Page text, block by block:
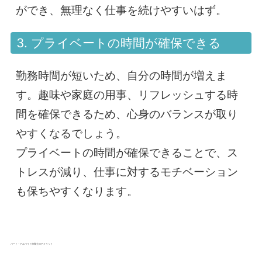
ができ、無理なく仕事を続けやすいはず。
3. プライベートの時間が確保できる
勤務時間が短いため、自分の時間が増えま
す。趣味や家庭の用事、リフレッシュする時
間を確保できるため、心身のバランスが取り
やすくなるでしょう。
プライベートの時間が確保できることで、ス
トレスが減り、仕事に対するモチベーション
も保ちやすくなります。
パート・アルバイト保育士のデメリット